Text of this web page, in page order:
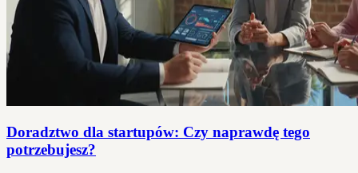
Doradztwo dla startupów: Czy naprawdę tego
potrzebujesz?